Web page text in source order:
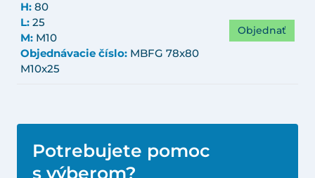
H: 80
L: 25
M: M10
Objednávacie číslo: MBFG 78x80
M10x25
Objednať
Potrebujete pomoc
s výberom?